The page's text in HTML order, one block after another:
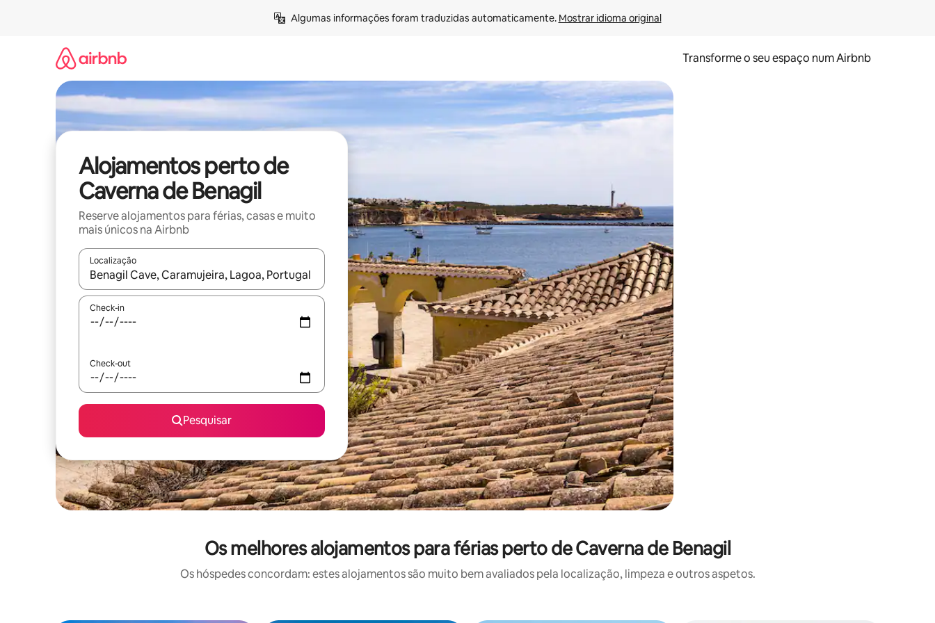
Algumas informações foram traduzidas automaticamente. Mostrar idioma original
Transforme o seu espaço num Airbnb
Alojamentos perto de
Caverna de Benagil
Reserve alojamentos para férias, casas e muito
mais únicos na Airbnb
Localização
Quando os resultados estiverem disponíveis, navegue com as teclas de seta para cima e para baixo ou explore com gestos de toque ou deslize.
Check-in
Check-out
Pesquisar
Os melhores alojamentos para férias perto de Caverna de Benagil
Os hóspedes concordam: estes alojamentos são muito bem avaliados pela localização, limpeza e outros aspetos.